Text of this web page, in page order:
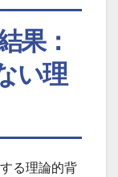
果：
い理
る理論的背